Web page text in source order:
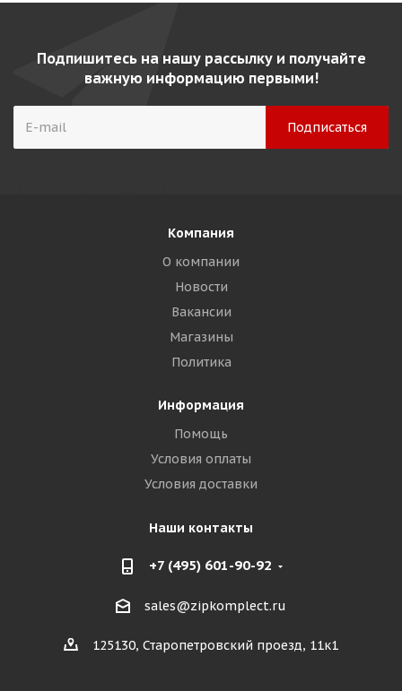
Подпишитесь на нашу рассылку и получайте
важную информацию первыми!
Компания
О компании
Новости
Вакансии
Магазины
Политика
Информация
Помощь
Условия оплаты
Условия доставки
Наши контакты
+7 (495) 601-90-92
sales@zipkomplect.ru
125130, Старопетровский проезд, 11к1